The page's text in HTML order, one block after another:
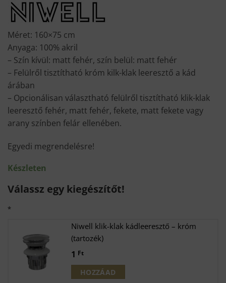
000 Ft.
Méret: 160×75 cm
Anyaga: 100% akril
– Szín kívül: matt fehér, szín belül: matt fehér
– Felülről tisztítható króm kilk-klak leeresztő a kád
árában
– Opcionálisan választható felülről tisztítható klik-klak
leeresztő fehér, matt fehér, fekete, matt fekete vagy
arany színben felár ellenében.
Egyedi megrendelésre!
Készleten
Válassz egy kiegészítőt!
*
Niwell klik-klak kádleeresztő – króm
(tartozék)
1 Ft
HOZZÁAD